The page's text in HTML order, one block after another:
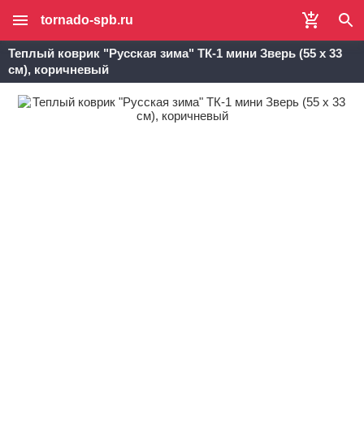
tornado-spb.ru
Теплый коврик "Русская зима" ТК-1 мини Зверь (55 х 33
см), коричневый